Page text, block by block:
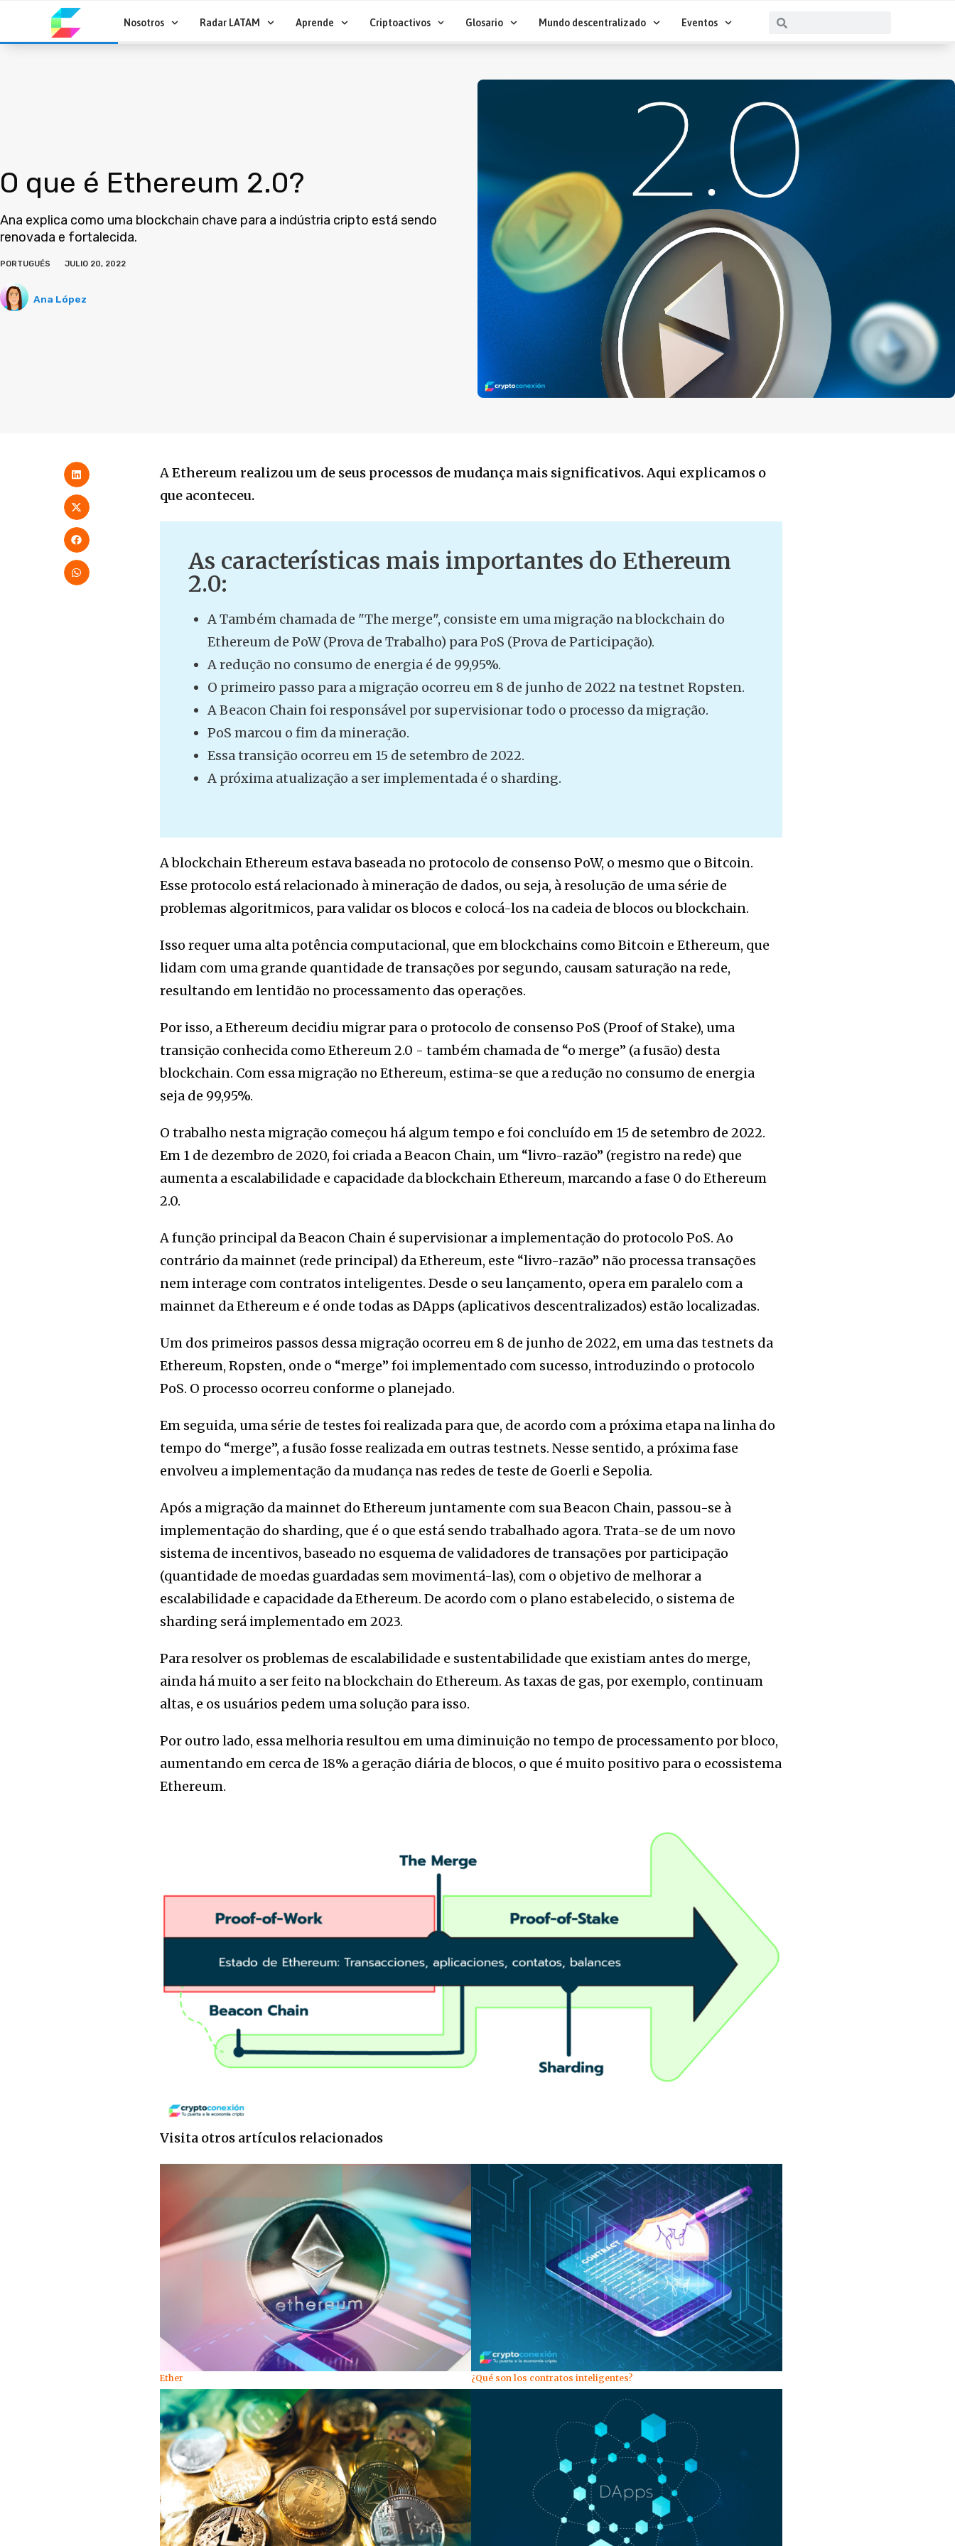
contenido
Nosotros Radar LATAM Aprende Criptoactivos Glosario Mundo descentralizado Eventos Buscar
O que é Ethereum 2.0?
Ana explica como uma blockchain chave para a indústria cripto está sendo
renovada e fortalecida.
PORTUGUÉS JULIO 20, 2022
Ana López
AEthereum realizou um de seus processos de mudança mais significativos. Aqui explicamos o
que aconteceu.
As características mais importantes do Ethereum
2.0:
A Também chamada de "The merge", consiste em uma migração na blockchain do
Ethereum de PoW (Prova de Trabalho) para PoS (Prova de Participação).
A redução no consumo de energia é de 99,95%.
O primeiro passo para a migração ocorreu em 8 de junho de 2022 na testnet Ropsten.
A Beacon Chain foi responsável por supervisionar todo o processo da migração.
PoS marcou o fim da mineração.
Essa transição ocorreu em 15 de setembro de 2022.
A próxima atualização a ser implementada é o sharding.
A blockchain Ethereum estava baseada no protocolo de consenso PoW, o mesmo que o Bitcoin.
Esse protocolo está relacionado à mineração de dados, ou seja, à resolução de uma série de
problemas algoritmicos, para validar os blocos e colocá-los na cadeia de blocos ou blockchain.
Isso requer uma alta potência computacional, que em blockchains como Bitcoin e Ethereum, que
lidam com uma grande quantidade de transações por segundo, causam saturação na rede,
resultando em lentidão no processamento das operações.
Por isso, a Ethereum decidiu migrar para o protocolo de consenso PoS (Proof of Stake), uma
transição conhecida como Ethereum 2.0 - também chamada de “o merge” (a fusão) desta
blockchain. Com essa migração no Ethereum, estima-se que a redução no consumo de energia
seja de 99,95%.
O trabalho nesta migração começou há algum tempo e foi concluído em 15 de setembro de 2022.
Em 1 de dezembro de 2020, foi criada a Beacon Chain, um “livro-razão” (registro na rede) que
aumenta a escalabilidade e capacidade da blockchain Ethereum, marcando a fase 0 do Ethereum
2.0.
A função principal da Beacon Chain é supervisionar a implementação do protocolo PoS. Ao
contrário da mainnet (rede principal) da Ethereum, este “livro-razão” não processa transações
nem interage com contratos inteligentes. Desde o seu lançamento, opera em paralelo com a
mainnet da Ethereum e é onde todas as DApps (aplicativos descentralizados) estão localizadas.
Um dos primeiros passos dessa migração ocorreu em 8 de junho de 2022, em uma das testnets da
Ethereum, Ropsten, onde o “merge” foi implementado com sucesso, introduzindo o protocolo
PoS. O processo ocorreu conforme o planejado.
Em seguida, uma série de testes foi realizada para que, de acordo com a próxima etapa na linha do
tempo do “merge”, a fusão fosse realizada em outras testnets. Nesse sentido, a próxima fase
envolveu a implementação da mudança nas redes de teste de Goerli e Sepolia.
Após a migração da mainnet do Ethereum juntamente com sua Beacon Chain, passou-se à
implementação do sharding, que é o que está sendo trabalhado agora. Trata-se de um novo
sistema de incentivos, baseado no esquema de validadores de transações por participação
(quantidade de moedas guardadas sem movimentá-las), com o objetivo de melhorar a
escalabilidade e capacidade da Ethereum. De acordo com o plano estabelecido, o sistema de
sharding será implementado em 2023.
Para resolver os problemas de escalabilidade e sustentabilidade que existiam antes do merge,
ainda há muito a ser feito na blockchain do Ethereum. As taxas de gas, por exemplo, continuam
altas, e os usuários pedem uma solução para isso.
Por outro lado, essa melhoria resultou em uma diminuição no tempo de processamento por bloco,
aumentando em cerca de 18% a geração diária de blocos, o que é muito positivo para o ecossistema
Ethereum.
Visita otros artículos relacionados
Ether ¿Qué son los contratos inteligentes?